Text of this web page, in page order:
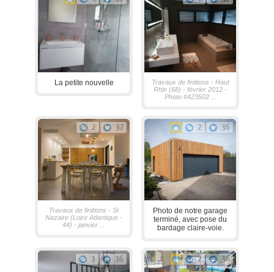
La petite nouvelle
Travaux de finitions - Haut
Rhin (68) - février 2012 -
Photo #423502 ...
2 37
Travaux de finitions - St
Nazaire (Loire Atlantique -
44) - janvier ...
2 36
Photo de notre garage
terminé, avec pose du
bardage claire-voie.
3 36 2 36